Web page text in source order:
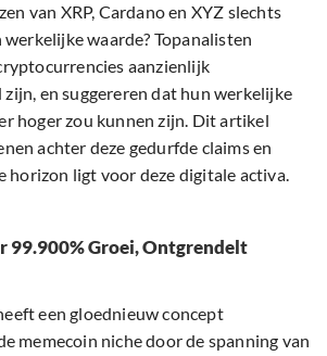
van XRP, Cardano en XYZ slechts
waarde? Topanalisten
aanzienlijk
en suggereren dat hun werkelijke
hoger zou kunnen zijn. Dit artikel
achter deze gedurfde claims en
horizon ligt voor deze digitale activa.
99.900% Groei, Ontgrendelt
een gloednieuw concept
memecoin niche door de spanning van